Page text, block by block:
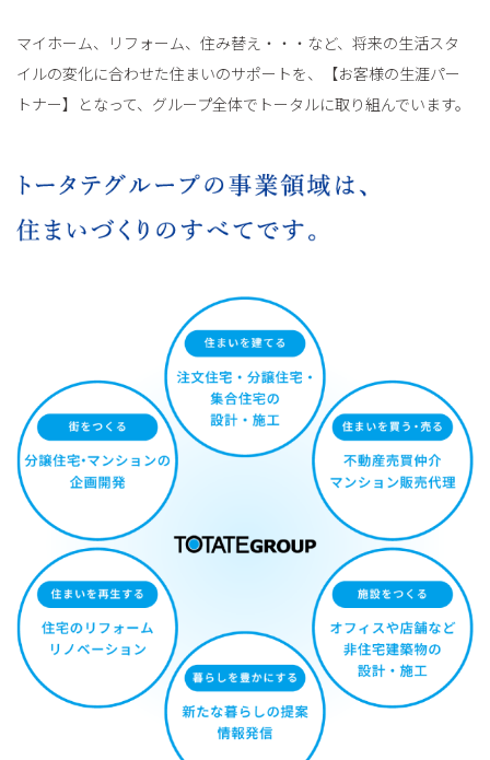
マイホーム、リフォーム、住み替え・・・など、将来の生活スタ
イルの変化に合わせた住まいのサポートを、【お客様の生涯パー
トナー】となって、グループ全体でトータルに取り組んでいます。